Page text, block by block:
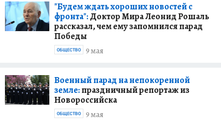
"Будем ждать хороших новостей с
фронта":Доктор Мира Леонид Рошаль
рассказал, чем ему запомнился парад
Победы
9 мая
ОБЩЕСТВО
Военный парад на непокоренной
земле:праздничный репортаж из
Новороссийска
9 мая
ОБЩЕСТВО